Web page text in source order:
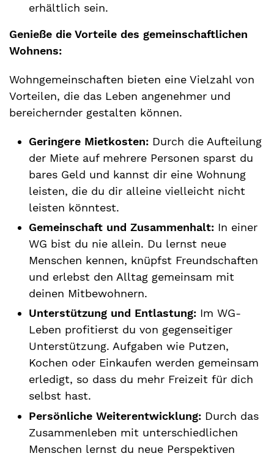
erhältlich sein.
Genieße die Vorteile des gemeinschaftlichen
Wohnens:
Wohngemeinschaften bieten eine Vielzahl von
Vorteilen, die das Leben angenehmer und
bereichernder gestalten können.
Geringere Mietkosten: Durch die Aufteilung
der Miete auf mehrere Personen sparst du
bares Geld und kannst dir eine Wohnung
leisten, die du dir alleine vielleicht nicht
leisten könntest.
Gemeinschaft und Zusammenhalt: In einer
WG bist du nie allein. Du lernst neue
Menschen kennen, knüpfst Freundschaften
und erlebst den Alltag gemeinsam mit
deinen Mitbewohnern.
Unterstützung und Entlastung: Im WG-
Leben profitierst du von gegenseitiger
Unterstützung. Aufgaben wie Putzen,
Kochen oder Einkaufen werden gemeinsam
erledigt, so dass du mehr Freizeit für dich
selbst hast.
Persönliche Weiterentwicklung: Durch das
Zusammenleben mit unterschiedlichen
Menschen lernst du neue Perspektiven